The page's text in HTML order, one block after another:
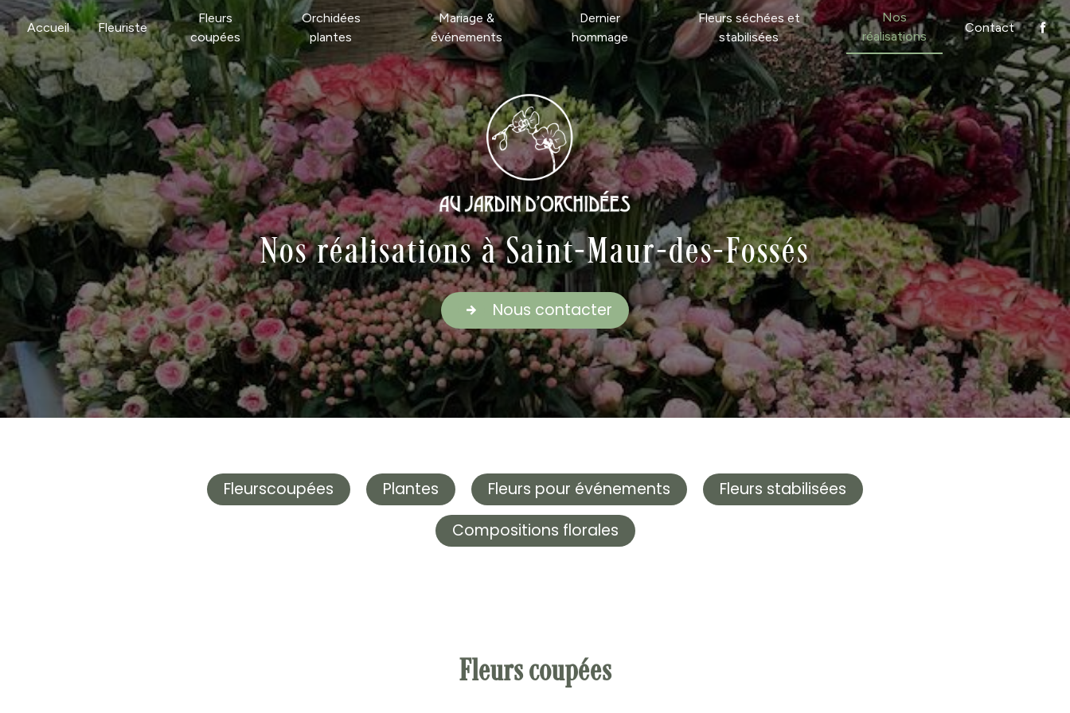
Accueil Fleuriste
Fleurs
coupées
Orchidées
plantes
Mariage &
événements
Dernier
hommage
Fleurs séchées et
stabilisées
Nos
réalisations
Contact
Nos réalisations à Saint-Maur-des-Fossés
Nous contacter
Fleurscoupées Plantes Fleurs pour événements
Fleurs stabilisées
Compositions florales
Fleurs coupées
Panneau de gestion des cookies